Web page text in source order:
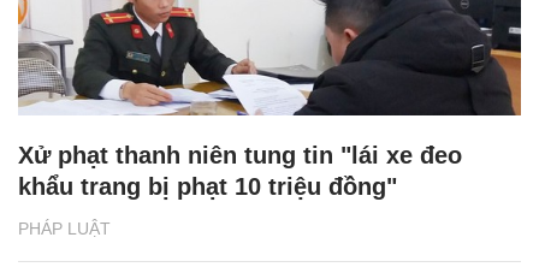
PHÁP LUẬT
Xử phạt thanh niên tung tin "lái xe đeo
khẩu trang bị phạt 10 triệu đồng"